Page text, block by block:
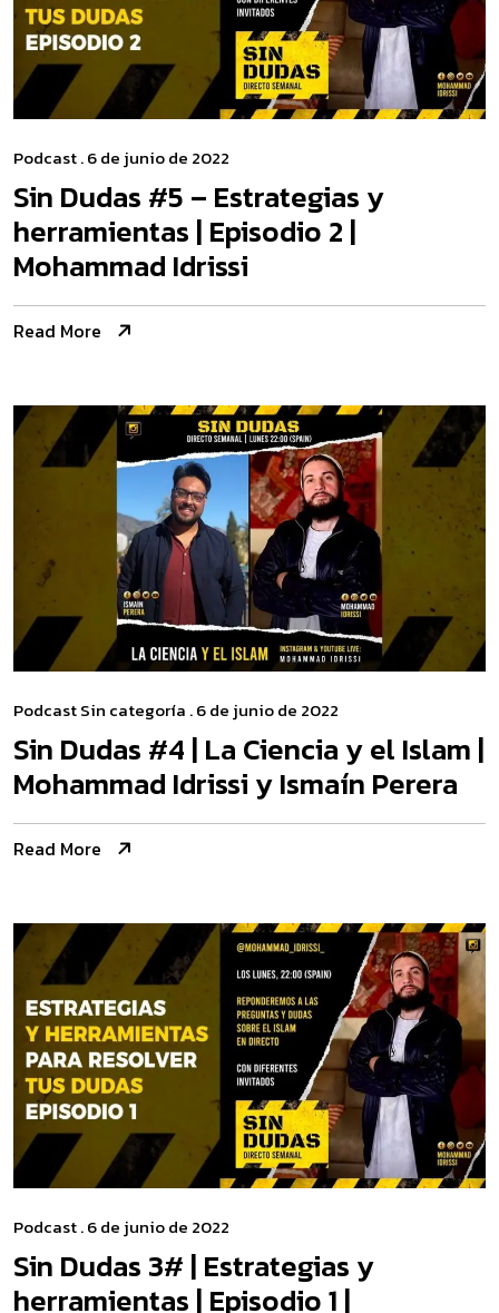
Podcast. 6 de junio de 2022
Sin Dudas #5 – Estrategias y
herramientas | Episodio 2 |
Mohammad Idrissi
Read More
PodcastSin categoría . 6 de junio de 2022
Sin Dudas #4 | La Ciencia y el Islam |
Mohammad Idrissi y Ismaín Perera
Read More
Podcast. 6 de junio de 2022
Sin Dudas 3# | Estrategias y
herramientas | Episodio 1 |